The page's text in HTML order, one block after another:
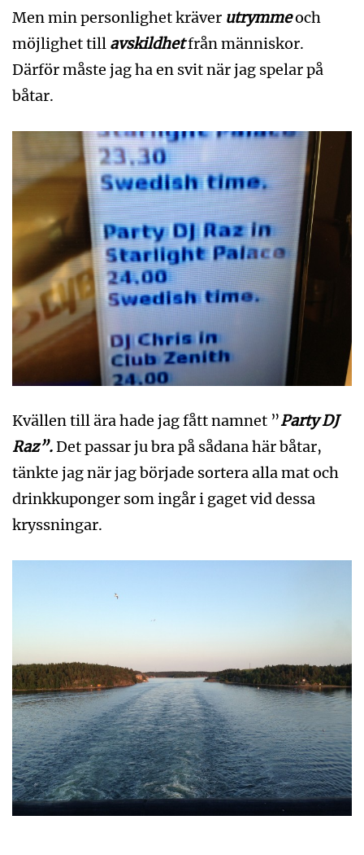
Men min personlighet kräver utrymmeoch
möjlighet till avskildhetfrån människor.
Därför måste jag ha en svit när jag spelar på
båtar.
Kvällen till ära hade jag fått namnet ”Party DJ
Raz”.Det passar ju bra på sådana här båtar,
tänkte jag när jag började sortera alla mat och
drinkkuponger som ingår i gaget vid dessa
kryssningar.